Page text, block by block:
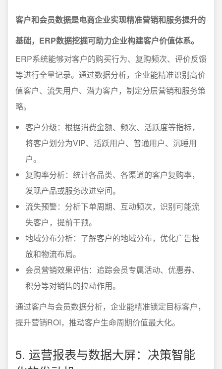
客户和会员数据是电商企业实现精准营销和服务提升的
基础，ERP数据挖掘可助力企业构建客户价值体系。
ERP系统能够对客户的购买行为、复购频次、评价反馈
等进行全量记录。通过数据分析，企业能精准识别高价
值客户、流失用户、潜力客户，制定分层营销和服务策
略。
客户分级：根据消费金额、频次、活跃度等指标，
将客户划分为VIP、活跃用户、普通用户、沉睡用
户。
复购率分析：统计各品类、各渠道的客户复购率，
发现产品或服务改进空间。
流失预警：分析下单周期、互动频次，识别可能流
失客户，提前干预。
地域分布分析：了解客户的地域分布，优化广告投
放和物流布局。
会员营销效果评估：追踪会员专属活动、优惠券、
积分等对销售的拉动作用。
通过客户与会员数据分析，企业能精准锁定目标客户，
提升营销ROI，推动客户生命周期价值最大化。
5. 运营报表与数据大屏：决策智能